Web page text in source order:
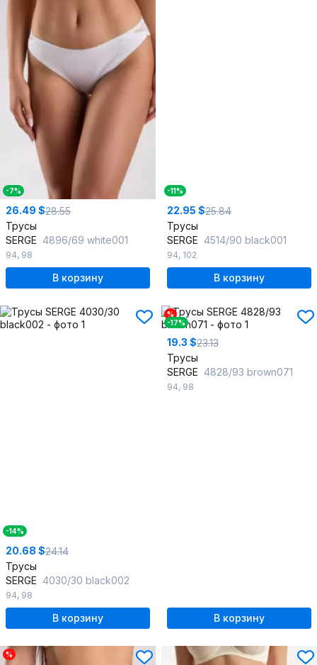
-7%
26.49 $28.55
Трусы
SERGE 4896/69 white001
94, 98
В корзину
-11%
22.95 $25.84
Трусы
SERGE 4514/90 black001
94, 102
В корзину
-14%
20.68 $24.14
Трусы
SERGE 4030/30 black002
94, 98
В корзину
%
-17%
19.3 $23.13
Трусы
SERGE 4828/93 brown071
94, 98
В корзину
%